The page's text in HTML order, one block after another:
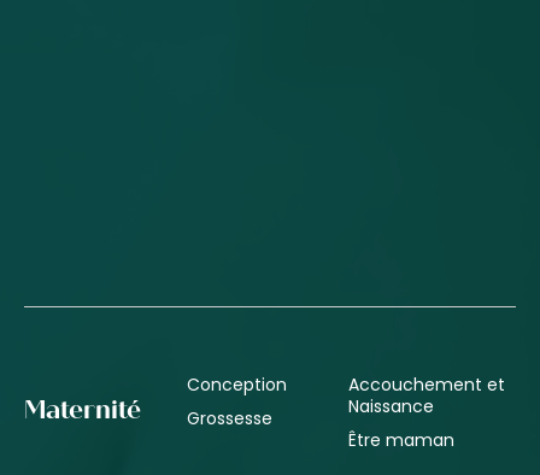
Maternité
Conception
Grossesse
Accouchement et
Naissance
Être maman